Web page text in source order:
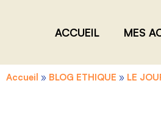
ACCUEIL MES
Accueil » BLOG ETHIQUE » LE